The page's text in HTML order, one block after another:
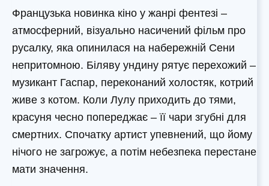
Французька новинка кіно у жанрі фентезі –
атмосферний, візуально насичений фільм про
русалку, яка опинилася на набережній Сени
непритомною. Біляву ундину рятує перехожий –
музикант Гаспар, переконаний холостяк, котрий
живе з котом. Коли Лулу приходить до тями,
красуня чесно попереджає – її чари згубні для
смертних. Спочатку артист упевнений, що йому
нічого не загрожує, а потім небезпека перестане
мати значення.